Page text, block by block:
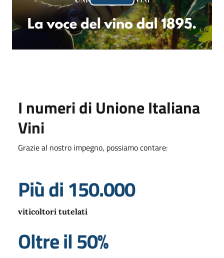
in
caricamento.
Riproduci
il
video
I numeri di Unione Italiana
Vini
Grazie al nostro impegno, possiamo contare:
Più di 150.000
viticoltori tutelati
Oltre il 50%